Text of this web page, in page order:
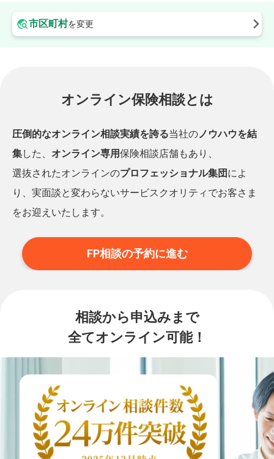
市区町村を変更
オンライン保険相談とは
圧倒的なオンライン相談実績を誇る当社のノウハウを結
集した、 オンライン専用保険相談店舗もあり、
選抜されたオンラインのプロフェッショナル集団 によ
り、実面談と変わらないサービスクオリティでお客さま
をお迎えいたします。
FP相談の予約に進む
相談から申込みまで
全てオンライン可能！